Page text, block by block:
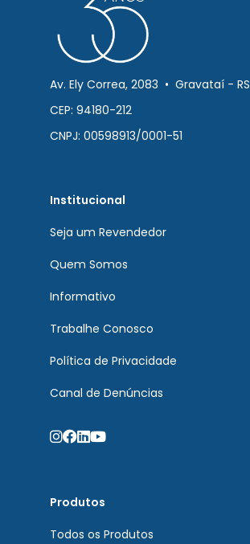
Av. Ely Correa, 2083 • Gravataí - RS
CEP: 94180-212
CNPJ: 00598913/0001-51
Institucional
Seja um Revendedor
Quem Somos
Informativo
Trabalhe Conosco
Política de Privacidade
Canal de Denúncias
Produtos
Todos os Produtos